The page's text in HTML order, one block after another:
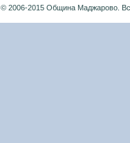
© 2006-2015 Община Маджарово.